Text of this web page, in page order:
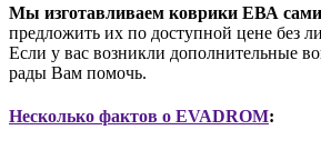
Мы изготавливаем коврики ЕВА сами
предложить их по доступной цене без
Если у вас возникли дополнительные
рады Вам помочь.
Несколько фактов о EVADROM: